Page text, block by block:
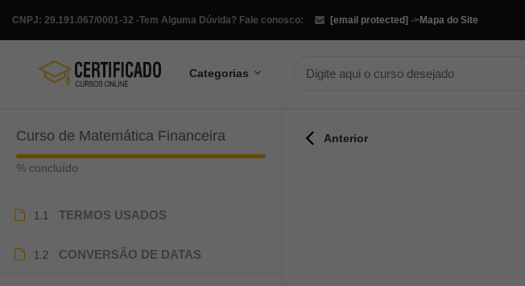
Tem Alguma Dúvida? Fale conosco: [email protected]
CNPJ: 29.191.067/0001-32 - ->Mapa do Site
Categorias
Curso de Matemática Financeira
% concluído
1.1 TERMOS USADOS
1.2 CONVERSÃO DE DATAS
Anterior